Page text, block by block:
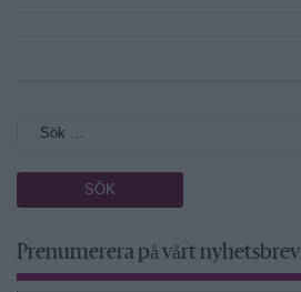
Prenumerera på vårt nyhetsbrev